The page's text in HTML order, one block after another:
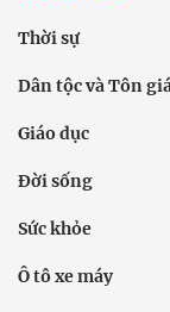
Thời sự
Dân tộc và Tôn
Giáo dục
Đời sống
Sức khỏe
Ô tô xe máy